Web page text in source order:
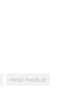
metal-heads.de